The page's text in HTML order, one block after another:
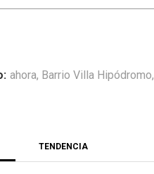
ahora, Barrio Villa Hipódromo,
TENDENCIA